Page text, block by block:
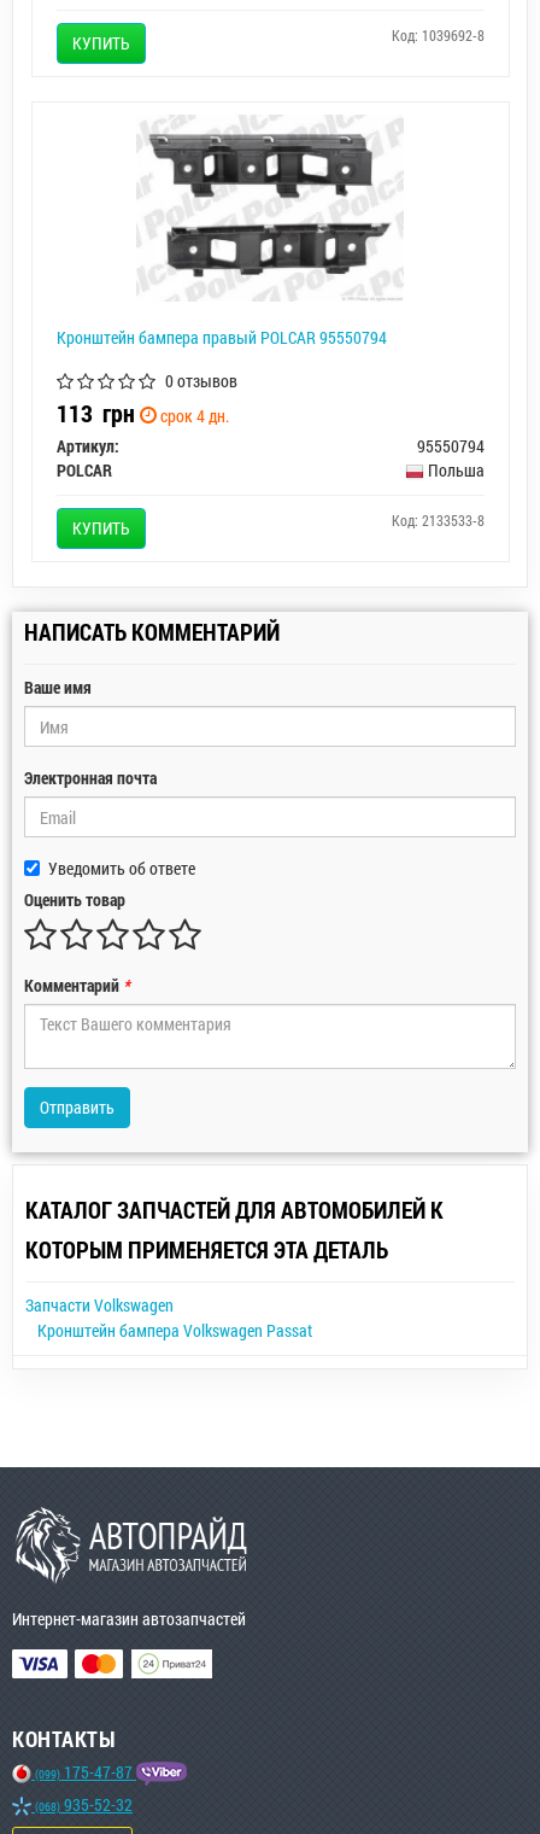
КУПИТЬ Код: 1039692-8
Кронштейн бампера правый POLCAR 95550794
0 отзывов
113 грн
срок 4 дн.
Артикул:
95550794
POLCAR
Польша
КУПИТЬ Код: 2133533-8
НАПИСАТЬ КОММЕНТАРИЙ
Ваше имя
Электронная почта
Уведомить об ответе
Оценить товар
Комментарий *
Отправить
КАТАЛОГ ЗАПЧАСТЕЙ ДЛЯ АВТОМОБИЛЕЙ К
КОТОРЫМ ПРИМЕНЯЕТСЯ ЭТА ДЕТАЛЬ
Запчасти Volkswagen
Кронштейн бампера Volkswagen Passat
Интернет-магазин автозапчастей
КОНТАКТЫ
(099) 175-47-87
(068) 935-52-32